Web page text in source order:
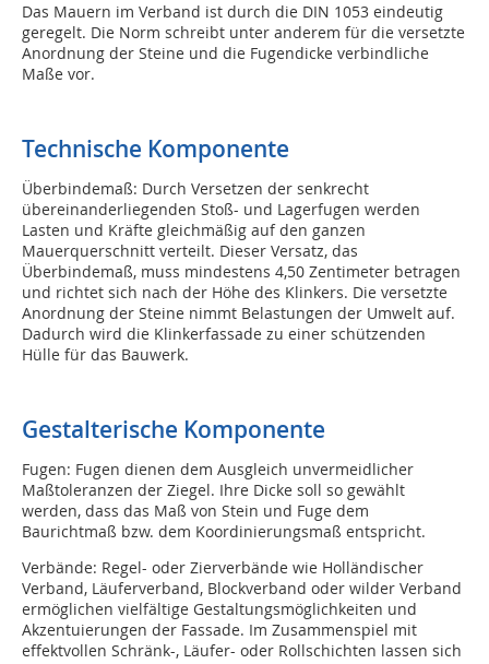
Das Mauern im Verband ist durch die DIN 1053 eindeutig
geregelt. Die Norm schreibt unter anderem für die versetzte
Anordnung der Steine und die Fugendicke verbindliche
Maße vor.
Technische Komponente
Überbindemaß: Durch Versetzen der senkrecht
übereinanderliegenden Stoß- und Lagerfugen werden
Lasten und Kräfte gleichmäßig auf den ganzen
Mauerquerschnitt verteilt. Dieser Versatz, das
Überbindemaß, muss mindestens 4,50 Zentimeter betragen
und richtet sich nach der Höhe des Klinkers. Die versetzte
Anordnung der Steine nimmt Belastungen der Umwelt auf.
Dadurch wird die Klinkerfassade zu einer schützenden
Hülle für das Bauwerk.
Gestalterische Komponente
Fugen: Fugen dienen dem Ausgleich unvermeidlicher
Maßtoleranzen der Ziegel. Ihre Dicke soll so gewählt
werden, dass das Maß von Stein und Fuge dem
Baurichtmaß bzw. dem Koordinierungsmaß entspricht.
Verbände: Regel- oder Zierverbände wie Holländischer
Verband, Läuferverband, Blockverband oder wilder Verband
ermöglichen vielfältige Gestaltungsmöglichkeiten und
Akzentuierungen der Fassade. Im Zusammenspiel mit
effektvollen Schränk-, Läufer- oder Rollschichten lassen sich